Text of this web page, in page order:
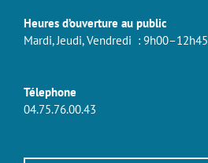
Heures d’ouverture au public
Mardi, Jeudi, Vendredi : 9h00–12h45
Télephone
04.75.76.00.43